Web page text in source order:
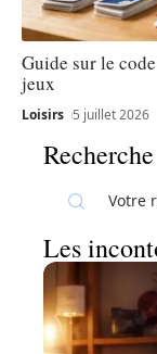
Guide sur le
jeux
Loisirs 5 juillet 2026
Recherche
Les